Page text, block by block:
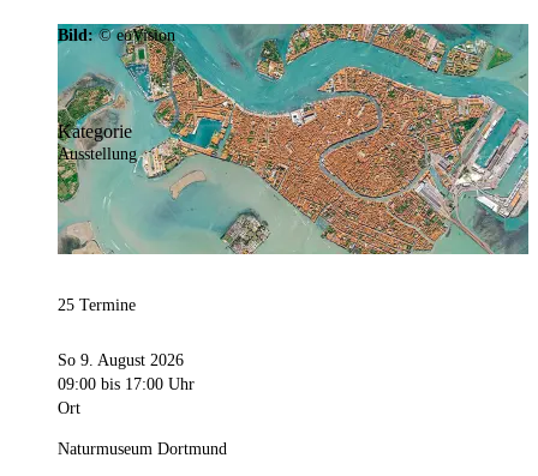
Bild:© eoVision
Kategorie
Ausstellung
25 Termine
So 9. August 2026
09:00 bis 17:00 Uhr
Ort
Naturmuseum Dortmund